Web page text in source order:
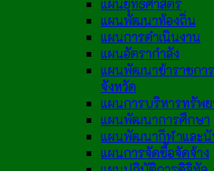
แผนยุทธศาสตร์
แผนพัฒนาท้องถิ่น
แผนการดำเนินงาน
แผนอัตรากำลัง
แผนพัฒนาข้าราชกา
จังหวัด
แผนการบริหารทรัพ
แผนพัฒนาการศึกษา
แผนพัฒนากีฬาและนั
แผนการจัดซื้อจัดจ้าง